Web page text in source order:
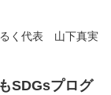
く代表　山下真実
SDGsプログ